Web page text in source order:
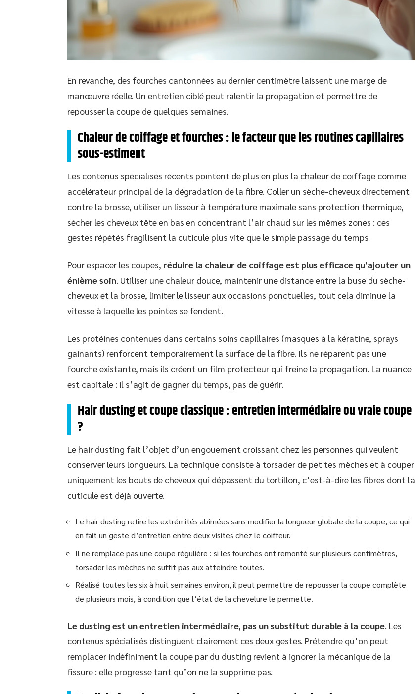
En revanche, des fourches cantonnées au dernier centimètre laissent une marge de
manœuvre réelle. Un entretien ciblé peut ralentir la propagation et permettre de
repousser la coupe de quelques semaines.
Chaleur de coiffage et fourches : le facteur que les routines capillaires
sous-estiment
Les contenus spécialisés récents pointent de plus en plus la chaleur de coiffage comme
accélérateur principal de la dégradation de la fibre. Coller un sèche-cheveux directement
contre la brosse, utiliser un lisseur à température maximale sans protection thermique,
sécher les cheveux tête en bas en concentrant l’air chaud sur les mêmes zones : ces
gestes répétés fragilisent la cuticule plus vite que le simple passage du temps.
Pour espacer les coupes, réduire la chaleur de coiffage est plus efficace qu’ajouter un
énième soin. Utiliser une chaleur douce, maintenir une distance entre la buse du sèche-
cheveux et la brosse, limiter le lisseur aux occasions ponctuelles, tout cela diminue la
vitesse à laquelle les pointes se fendent.
Les protéines contenues dans certains soins capillaires (masques à la kératine, sprays
gainants) renforcent temporairement la surface de la fibre. Ils ne réparent pas une
fourche existante, mais ils créent un film protecteur qui freine la propagation. La nuance
est capitale : il s’agit de gagner du temps, pas de guérir.
Hair dusting et coupe classique : entretien intermédiaire ou vraie coupe
?
Le hair dusting fait l’objet d’un engouement croissant chez les personnes qui veulent
conserver leurs longueurs. La technique consiste à torsader de petites mèches et à couper
uniquement les bouts de cheveux qui dépassent du tortillon, c’est-à-dire les fibres dont la
cuticule est déjà ouverte.
Le hair dusting retire les extrémités abîmées sans modifier la longueur globale de la coupe, ce qui
en fait un geste d’entretien entre deux visites chez le coiffeur.
Il ne remplace pas une coupe régulière : si les fourches ont remonté sur plusieurs centimètres,
torsader les mèches ne suffit pas aux atteindre toutes.
Réalisé toutes les six à huit semaines environ, il peut permettre de repousser la coupe complète
de plusieurs mois, à condition que l’état de la chevelure le permette.
Le dusting est un entretien intermédiaire, pas un substitut durable à la coupe. Les
contenus spécialisés distinguent clairement ces deux gestes. Prétendre qu’on peut
remplacer indéfiniment la coupe par du dusting revient à ignorer la mécanique de la
fissure : elle progresse tant qu’on ne la supprime pas.